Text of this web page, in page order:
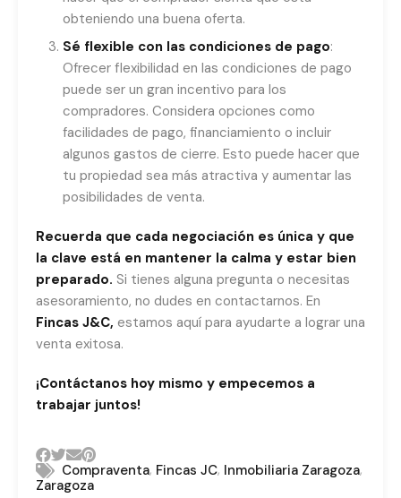
obteniendo una buena oferta.
Sé flexible con las condiciones de pago:
Ofrecer flexibilidad en las condiciones de pago
puede ser un gran incentivo para los
compradores. Considera opciones como
facilidades de pago, financiamiento o incluir
algunos gastos de cierre. Esto puede hacer que
tu propiedad sea más atractiva y aumentar las
posibilidades de venta.
Recuerda que cada negociación es única y que
la clave está en mantener la calma y estar bien
preparado. Si tienes alguna pregunta o necesitas
asesoramiento, no dudes en contactarnos. En
Fincas J&C, estamos aquí para ayudarte a lograr una
venta exitosa.
¡Contáctanos hoy mismo y empecemos a
trabajar juntos!
Compraventa, Fincas JC, Inmobiliaria Zaragoza,
Zaragoza